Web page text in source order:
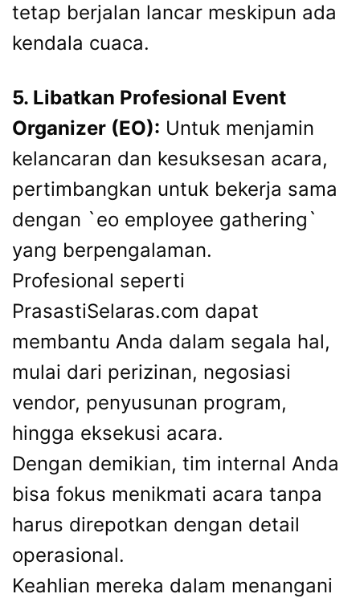
tetap berjalan lancar meskipun ada
kendala cuaca.
5. Libatkan Profesional Event
Organizer (EO): Untuk menjamin
kelancaran dan kesuksesan acara,
pertimbangkan untuk bekerja sama
dengan `eo employee gathering`
yang berpengalaman.
Profesional seperti
PrasastiSelaras.com dapat
membantu Anda dalam segala hal,
mulai dari perizinan, negosiasi
vendor, penyusunan program,
hingga eksekusi acara.
Dengan demikian, tim internal Anda
bisa fokus menikmati acara tanpa
harus direpotkan dengan detail
operasional.
Keahlian mereka dalam menangani